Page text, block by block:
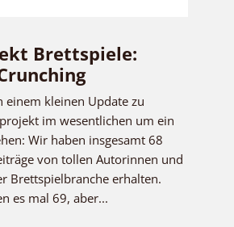
Brettspiele:
einem kleinen Update zu
im wesentlichen um ein
Wir haben insgesamt 68
von tollen Autorinnen und
Brettspielbranche erhalten.
es mal 69, aber...